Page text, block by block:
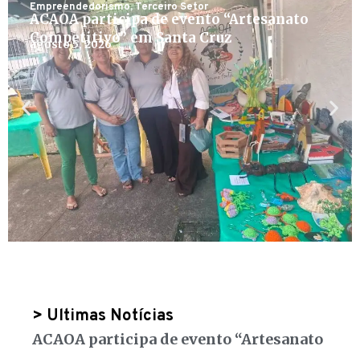
Empreendedorismo,Terceiro Setor
ACAOA participa de evento “Artesanato
Competitivo” em Santa Cruz
agosto 5, 2026
> Ultimas Notícias
ACAOA participa de evento “Artesanato